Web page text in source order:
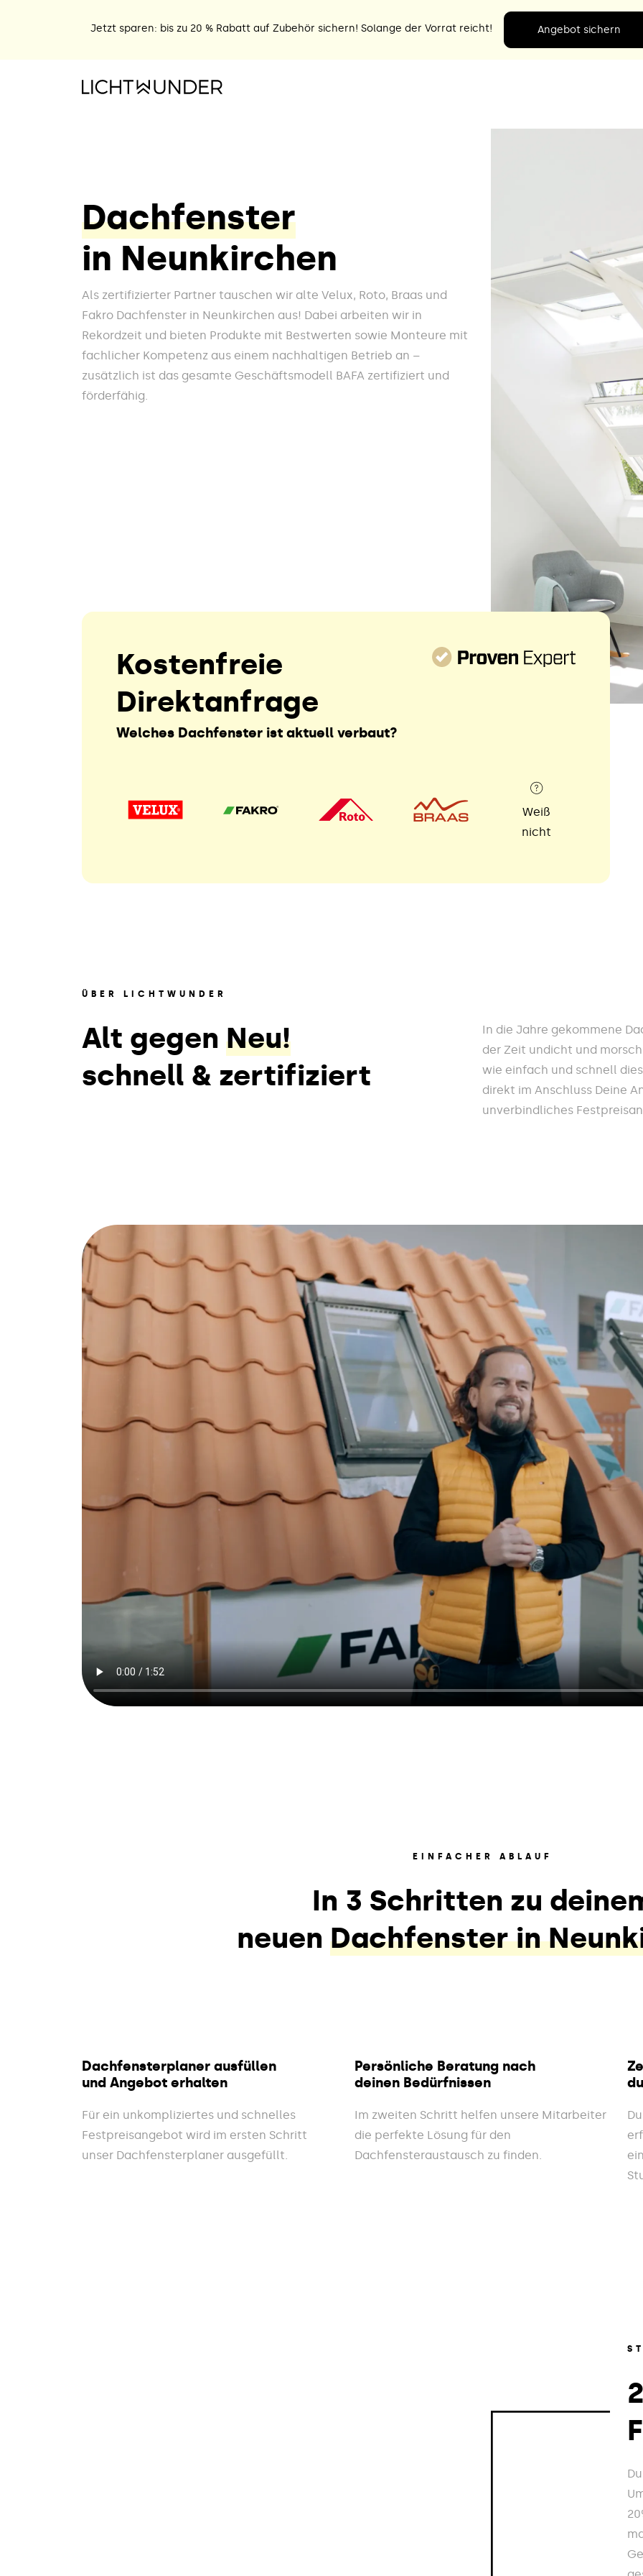
Jetzt sparen: bis zu 20 % Rabatt auf Zubehör sichern! Solange der Vorrat reicht! Angebot sichern
Dachfenster
in Neunkirchen
Als zertifizierter Partner tauschen wir alte Velux, Roto, Braas und
Fakro Dachfenster in Neunkirchen aus! Dabei arbeiten wir in
Rekordzeit und bieten Produkte mit Bestwerten sowie Monteure mit
fachlicher Kompetenz aus einem nachhaltigen Betrieb an –
zusätzlich ist das gesamte Geschäftsmodell BAFA zertifiziert und
förderfähig.
Kostenfreie
Direktanfrage
Welches Dachfenster ist aktuell verbaut?
Weiß
nicht
ÜBER LICHTWUNDER
Alt gegen Neu!
schnell & zertifiziert
In die Jahre gekommene
der Zeit undicht und
wie einfach und schnell
direkt im Anschluss Deine
unverbindliches
EINFACHER ABLAUF
In 3 Schritten zu
neuen Dachfenster in
Dachfensterplaner ausfüllen
und Angebot erhalten
Für ein unkompliziertes und schnelles
Festpreisangebot wird im ersten Schritt
unser Dachfensterplaner ausgefüllt.
Persönliche Beratung nach
deinen Bedürfnissen
Im zweiten Schritt helfen unsere Mitarbeiter
die perfekte Lösung für den
Dachfensteraustausch zu finden.